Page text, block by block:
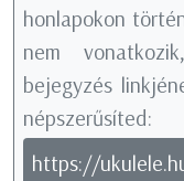
honlapokon
nem
bejegyzés
népszerűsíted:
https://